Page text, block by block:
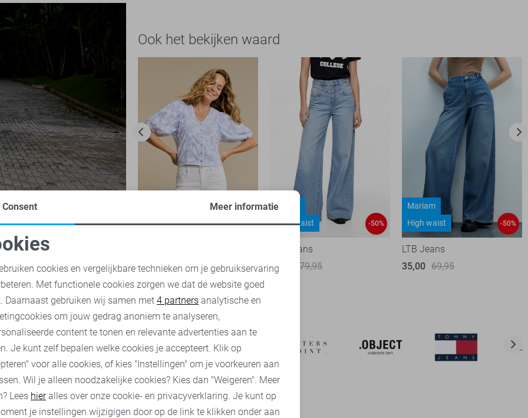
Ook het bekijken waard
-50%
35,00
69,99
Weyna
High waist
-50%
LTB Jeans
40,00
79,95
Mariam
High waist
-50%
LTB Jeans
35,00 69,95
Geisha jeans Red Button jeans Only jeans Pieces jeans
cookies
cookies Marketing cookies
Consent Meer informatie
cookies en vergelijkbare technieken om je gebruikservaring
Met functionele cookies zorgen we dat de website goed
Daarnaast gebruiken wij samen met 4 partners analytische en
om jouw gedrag anoniem te analyseren,
content te tonen en relevante advertenties aan te
Je kunt zelf bepalen welke cookies je accepteert. Klik op
voor alle cookies, of kies "Instellingen" om je voorkeuren aan
Wil je alleen noodzakelijke cookies? Kies dan "Weigeren". Meer
Lees hieralles over onze cookie- en privacyverklaring. Je kunt op
je instellingen wijzigigen door op de link te klikken onder aan